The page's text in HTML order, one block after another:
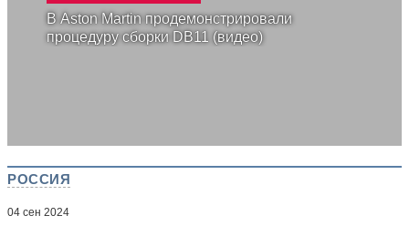
В Aston Martin продемонстрировали
процедуру сборки DB11 (видео)
РОССИЯ
04 сен 2024